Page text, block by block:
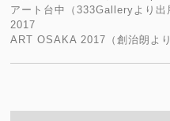
アート台中（333Galleryより出
2017
ART OSAKA 2017（創治朗よ